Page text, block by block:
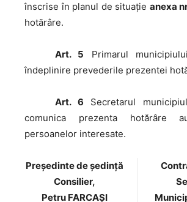
înscrise în planul de situaţie anexa
hotărâre.
Art. 5 Primarul
îndeplinire prevederile prezentei
Art. 6 Secretarul
comunica prezenta hotărâre
persoanelor interesate.
Preşedinte de şedinţă
Consilier,
Petru FARCAȘI